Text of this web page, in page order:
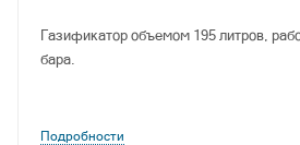
Газификатор объемом 195 литров,
бара.
Подробности